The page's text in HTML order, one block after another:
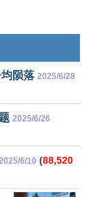
陨落 2025/6/28
2025/6/26
6/10 (88,520